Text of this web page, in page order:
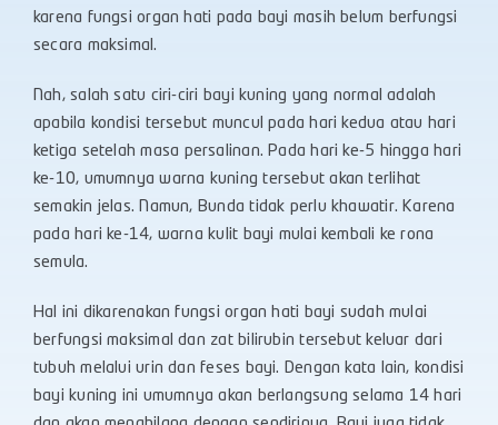
karena fungsi organ hati pada bayi masih belum berfungsi
secara maksimal.
Nah, salah satu ciri-ciri bayi kuning yang normal adalah
apabila kondisi tersebut muncul pada hari kedua atau hari
ketiga setelah masa persalinan. Pada hari ke-5 hingga hari
ke-10, umumnya warna kuning tersebut akan terlihat
semakin jelas. Namun, Bunda tidak perlu khawatir. Karena
pada hari ke-14, warna kulit bayi mulai kembali ke rona
semula.
Hal ini dikarenakan fungsi organ hati bayi sudah mulai
berfungsi maksimal dan zat bilirubin tersebut keluar dari
tubuh melalui urin dan feses bayi. Dengan kata lain, kondisi
bayi kuning ini umumnya akan berlangsung selama 14 hari